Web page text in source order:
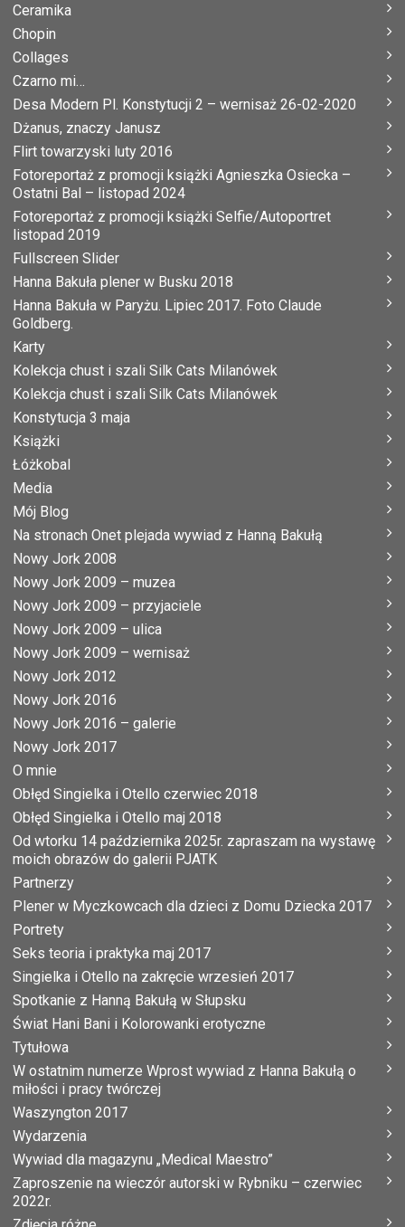
Ceramika
Chopin
Collages
Czarno mi…
Desa Modern Pl. Konstytucji 2 – wernisaż 26-02-2020
Dżanus, znaczy Janusz
Flirt towarzyski luty 2016
Fotoreportaż z promocji książki Agnieszka Osiecka –
Ostatni Bal – listopad 2024
Fotoreportaż z promocji książki Selfie/Autoportret
listopad 2019
Fullscreen Slider
Hanna Bakuła plener w Busku 2018
Hanna Bakuła w Paryżu. Lipiec 2017. Foto Claude
Goldberg.
Karty
Kolekcja chust i szali Silk Cats Milanówek
Kolekcja chust i szali Silk Cats Milanówek
Konstytucja 3 maja
Książki
Łóżkobal
Media
Mój Blog
Na stronach Onet plejada wywiad z Hanną Bakułą
Nowy Jork 2008
Nowy Jork 2009 – muzea
Nowy Jork 2009 – przyjaciele
Nowy Jork 2009 – ulica
Nowy Jork 2009 – wernisaż
Nowy Jork 2012
Nowy Jork 2016
Nowy Jork 2016 – galerie
Nowy Jork 2017
O mnie
Obłęd Singielka i Otello czerwiec 2018
Obłęd Singielka i Otello maj 2018
Od wtorku 14 października 2025r. zapraszam na wystawę
moich obrazów do galerii PJATK
Partnerzy
Plener w Myczkowcach dla dzieci z Domu Dziecka 2017
Portrety
Seks teoria i praktyka maj 2017
Singielka i Otello na zakręcie wrzesień 2017
Spotkanie z Hanną Bakułą w Słupsku
Świat Hani Bani i Kolorowanki erotyczne
Tytułowa
W ostatnim numerze Wprost wywiad z Hanna Bakułą o
miłości i pracy twórczej
Waszyngton 2017
Wydarzenia
Wywiad dla magazynu „Medical Maestro”
Zaproszenie na wieczór autorski w Rybniku – czerwiec
2022r.